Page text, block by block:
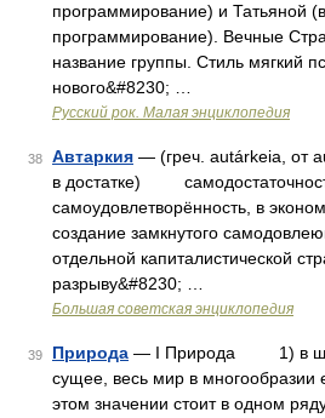
программирование) и Татьяной
программирование). Вечные
название группы. Стиль мягкий
нового&#8230; …
Русский рок. Малая энциклопедия
38 Автаркия — (греч. autárkeia, от
в достатке)
самоудовлетворённость, в
создание замкнутого
отдельной капиталистической
разрыву&#8230; …
Большая советская энциклопедия
39 Природа — I Природа 1) в
сущее, весь мир в
этом значении стоит в одном